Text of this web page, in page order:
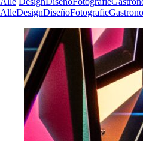
AlleDesignDiseñoFotografie